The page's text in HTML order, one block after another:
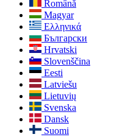
Română
Magyar
Ελληνικά
Български
Hrvatski
Slovenščina
Eesti
Latviešu
Lietuvių
Svenska
Dansk
Suomi